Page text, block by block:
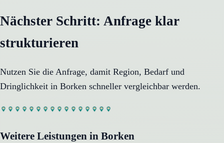
Nächster Schritt: Anfrage klar
strukturieren
Nutzen Sie die Anfrage, damit Region, Bedarf und
Dringlichkeit in Borken schneller vergleichbar werden.
Weitere Leistungen in Borken